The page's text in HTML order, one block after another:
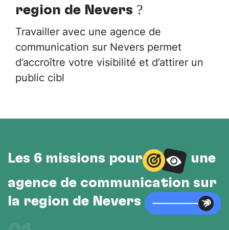
région de Nevers ?
Travailler avec une agence de
communication sur Nevers permet
d’accroître votre visibilité et d’attirer un
public cibl
Les 6 missions pour
une
agence de communication sur
la région de Nevers